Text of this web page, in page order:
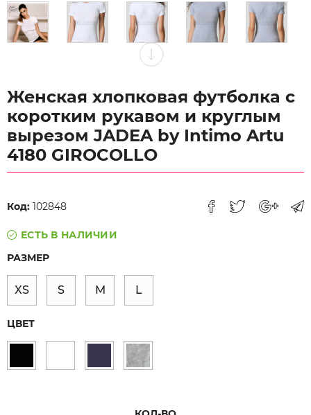
Женская хлопковая футболка с
коротким рукавом и круглым
вырезом JADEA by Intimo Artu
4180 GIROCOLLO
Код: 102848
ЕСТЬ В НАЛИЧИИ
РАЗМЕР
XS S M L
ЦВЕТ